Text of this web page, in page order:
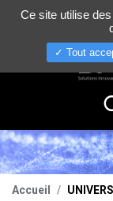
Accueil UNIVERS
Gestion de vos
Ce site utilise
Tout